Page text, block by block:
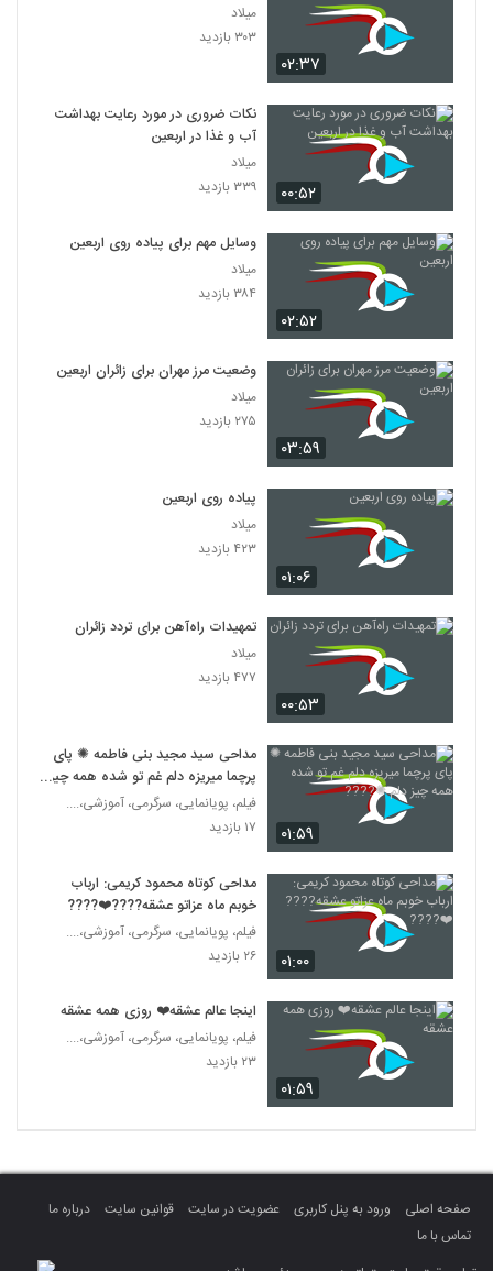
۰۲:۳۷
میلاد
۳۰۳ بازدید
۰۰:۵۲
نکات ضروری در مورد رعایت بهداشت
آب‌ و غذا در اربعین
میلاد
۳۳۹ بازدید
۰۲:۵۲
وسایل مهم برای پیاده روی اربعین
میلاد
۳۸۴ بازدید
۰۳:۵۹
وضعیت مرز مهران برای زائران اربعین
میلاد
۲۷۵ بازدید
۰۱:۰۶
پیاده روی اربعین
میلاد
۴۲۳ بازدید
۰۰:۵۳
تمهیدات راه‌آهن برای تردد زائران
میلاد
۴۷۷ بازدید
۰۱:۵۹
مداحی سید مجید بنی فاطمه ✺ پای
پرچما میریزه دلم غم تو شده همه چیز
دلم ✺????
فیلم، پویانمایی، سرگرمی، آموزشی،....
۱۷ بازدید
۰۱:۰۰
مداحی کوتاه محمود کریمی: ارباب
خوبم ماه عزاتو عشقه????❤️????
فیلم، پویانمایی، سرگرمی، آموزشی،....
۲۶ بازدید
۰۱:۵۹
اینجا عالم عشقه❤️ روزی همه عشقه
فیلم، پویانمایی، سرگرمی، آموزشی،....
۲۳ بازدید
صفحه اصلی ورود به پنل کاربری عضویت در سایت قوانین سایت
درباره ما
تماس با ما